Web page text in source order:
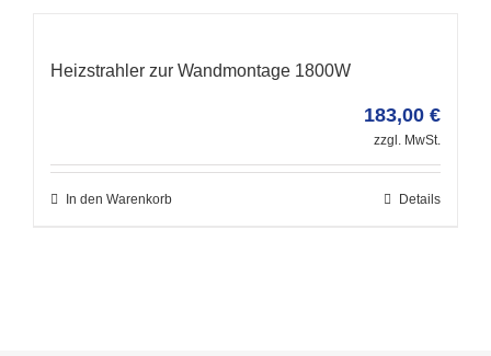
Heizstrahler zur Wandmontage 1800W
183,00 €
zzgl. MwSt.
In den Warenkorb Details